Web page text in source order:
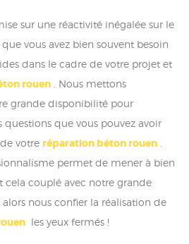
sur une réactivité inégalée sur le
vous avez bien souvent besoin
dans le cadre de votre projet et
rouen . Nous mettons
grande disponibilité pour
que vous pouvez avoir
votre réparation béton rouen
permet de mener à bien
cela couplé avec notre grande
nous confier la réalisation de
les yeux fermés !